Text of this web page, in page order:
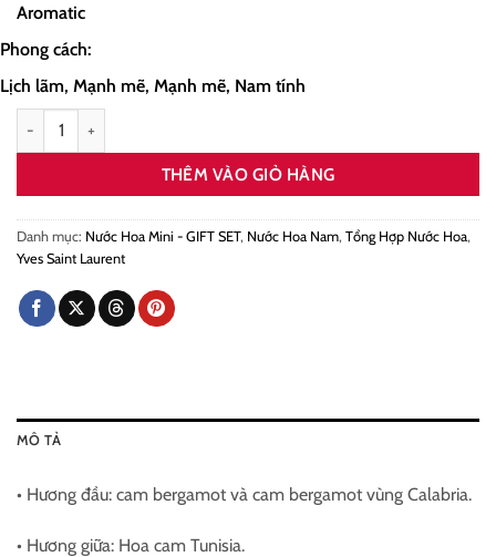
Aromatic
Phong cách:
Lịch lãm, Mạnh mẽ, Mạnh mẽ, Nam tính
Mini YSL Myslf EDP 7.5ml số lượng
THÊM VÀO GIỎ HÀNG
Danh mục: Nước Hoa Mini - GIFT SET, Nước Hoa Nam, Tổng Hợp Nước Hoa,
Yves Saint Laurent
MÔ TẢ
• Hương đầu: cam bergamot và cam bergamot vùng Calabria.
• Hương giữa: Hoa cam Tunisia.